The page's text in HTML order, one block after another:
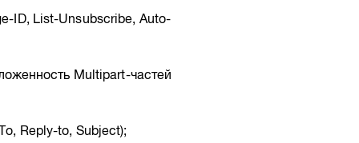
ID, List-Unsubscribe, Auto-
Multipart-частей
Reply-to, Subject);